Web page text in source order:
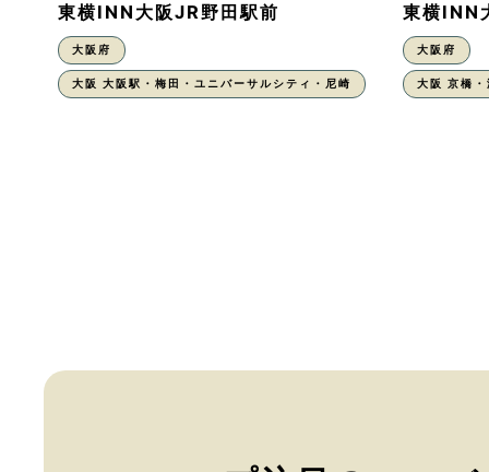
東横INN大阪JR野田駅前
大阪府
大阪 大阪駅・梅田・ユニバーサルシティ・尼崎
東横INN
大阪府
大阪 京橋